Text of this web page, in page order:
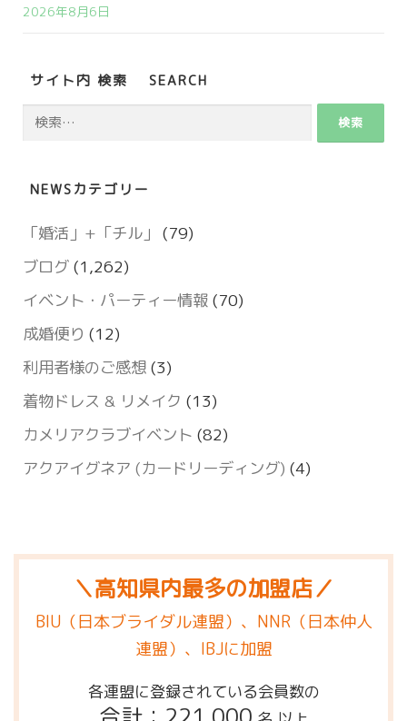
2026年8月6日
サイト内 検索 SEARCH
検
NEWSカテゴリー
「婚活」+「チル」 (79)
ブログ (1,262)
イベント・パーティー情報 (70)
成婚便り (12)
利用者様のご感想 (3)
着物ドレス & リメイク (13)
カメリアクラブイベント (82)
アクアイグネア (カードリーディング) (4)
＼高知県内最多の加盟店／
BIU（日本ブライダル連盟）、NNR（日本仲人
連盟）、IBJに加盟
各連盟に登録されている会員数の